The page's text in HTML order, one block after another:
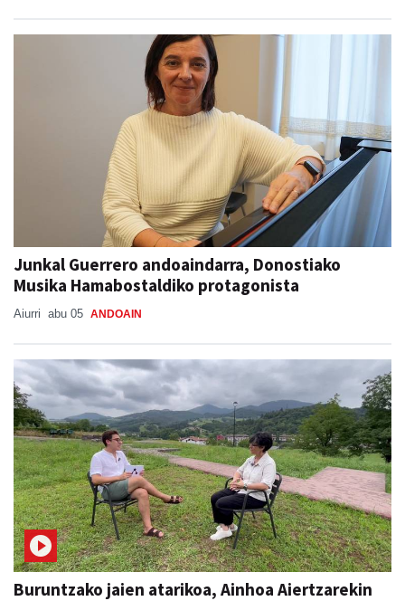
Junkal Guerrero andoaindarra, Donostiako
Musika Hamabostaldiko protagonista
Aiurri abu 05 ANDOAIN
Buruntzako jaien atarikoa, Ainhoa Aiertzarekin